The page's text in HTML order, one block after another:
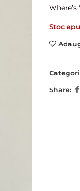
Stoc
Share: